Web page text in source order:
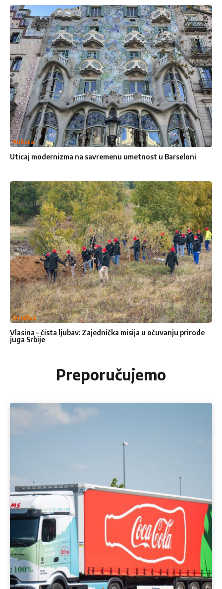
Naslov*
Vaša poruka*
1
Star
2
Stars
3
Stars
4
Stars
5
Stars
Pošalji poruku
Kultura
Uticaj modernizma na savremenu umetnost u Barseloni
Društvo
Vlasina – čista ljubav: Zajednička misija u očuvanju prirode
juga Srbije
Preporučujemo